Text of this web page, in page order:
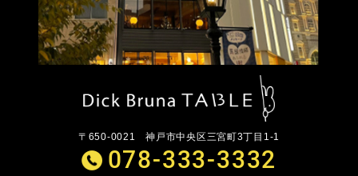
〒650-0021神戸市中央区三宮町3丁目1-1
078-333-3332